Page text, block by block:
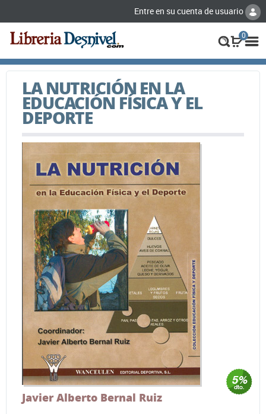
Entre en su cuenta de usuario
0
LA NUTRICIÓN EN LA
EDUCACIÓN FÍSICA Y EL
DEPORTE
Javier Alberto Bernal Ruiz